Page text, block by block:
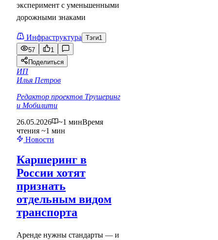
эксперимент с уменьшенными
дорожными знаками
Инфраструктура Тэги1
57
1
Поделиться
ИП
Илья Петров
Редактор проектов Трушеринг
и Мобилити
26.05.2026
~1 минВремя
чтения ~1 мин
Новости
Каршеринг в
России хотят
признать
отдельным видом
транспорта
Аренде нужны стандарты — и